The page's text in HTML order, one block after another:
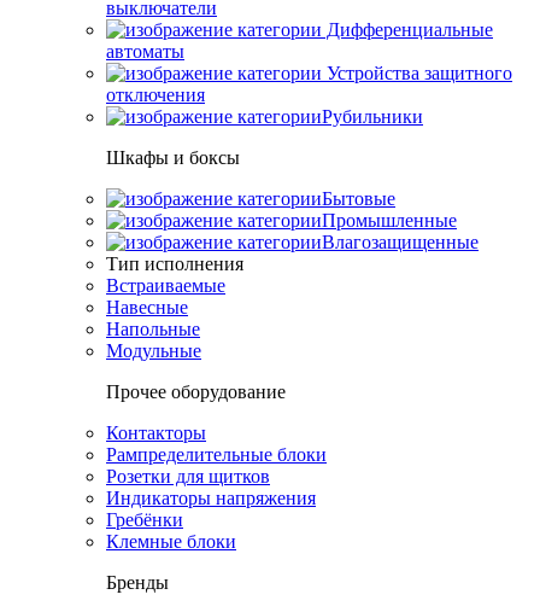
выключатели
Дифференциальные
автоматы
Устройства защитного
отключения
Рубильники
Шкафы и боксы
Бытовые
Промышленные
Влагозащищенные
Тип исполнения
Встраиваемые
Навесные
Напольные
Модульные
Прочее оборудование
Контакторы
Рампределительные блоки
Розетки для щитков
Индикаторы напряжения
Гребёнки
Клемные блоки
Бренды